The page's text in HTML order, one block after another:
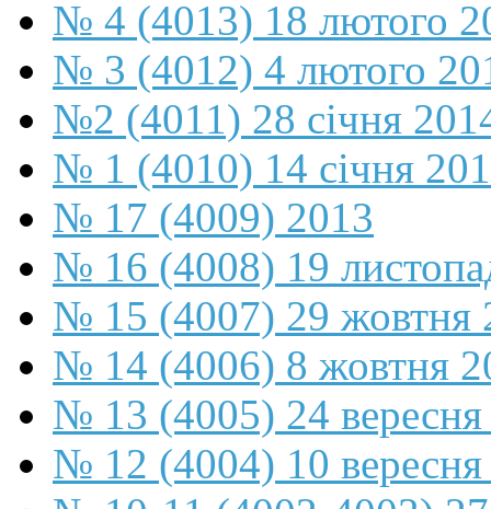
№ 4 (4013) 18 лютого
№ 3 (4012) 4 лютого
№2 (4011) 28 січня
№ 1 (4010) 14 січня
№ 17 (4009) 2013
№ 16 (4008) 19
№ 15 (4007) 29 жовтня
№ 14 (4006) 8 жовтня
№ 13 (4005) 24
№ 12 (4004) 10